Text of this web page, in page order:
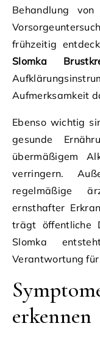
Behandlung
frühzeitig
Slomka
Aufmerksamkeit
Ebenso wichtig
gesunde
übermäßigem
verringern.
regelmäßige
ernsthafter
trägt öffentliche
Slomka
Verantwortung
erkennen